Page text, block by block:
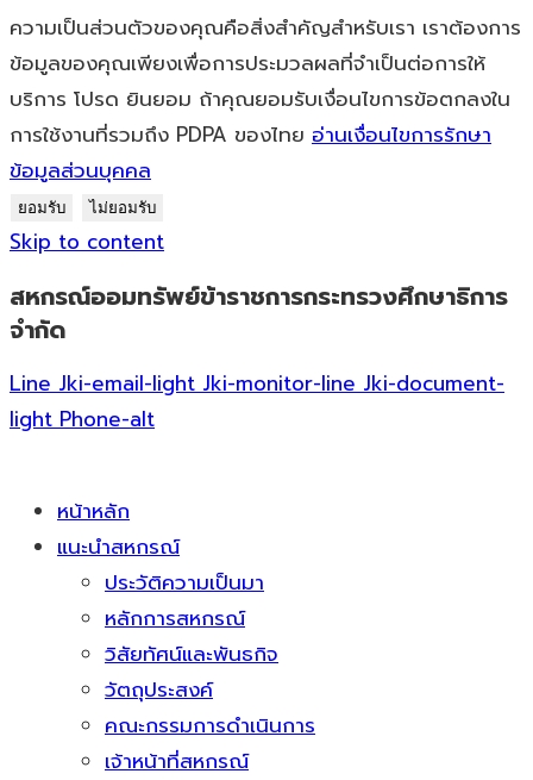
ความเป็นส่วนตัวของคุณคือสิ่งสำคัญสำหรับเรา เราต้องการ
ข้อมูลของคุณเพียงเพื่อการประมวลผลที่จำเป็นต่อการให้
บริการ โปรด ยินยอม ถ้าคุณยอมรับเงื่อนไขการข้อตกลงใน
การใช้งานที่รวมถึง PDPA ของไทย อ่านเงื่อนไขการรักษา
ข้อมูลส่วนบุคคล
ยอมรับ ไม่ยอมรับ
Skip to content
สหกรณ์ออมทรัพย์ข้าราชการกระทรวงศึกษาธิการ
จำกัด
Line Jki-email-light Jki-monitor-line Jki-document-
light Phone-alt
หน้าหลัก
แนะนำสหกรณ์
ประวัติความเป็นมา
หลักการสหกรณ์
วิสัยทัศน์และพันธกิจ
วัตถุประสงค์
คณะกรรมการดำเนินการ
เจ้าหน้าที่สหกรณ์